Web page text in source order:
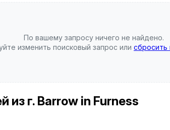
По вашему запросу ничего не найдено.
изменить поисковый запрос или сбросить
из г. Barrow in Furness